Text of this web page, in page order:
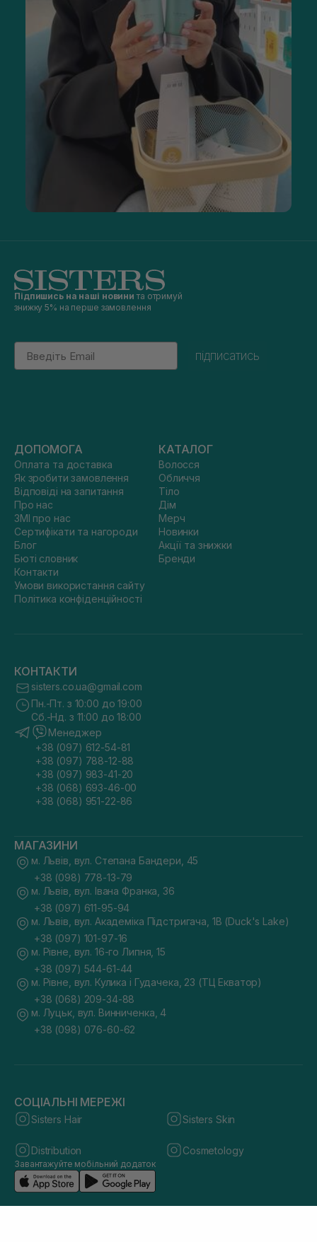
Підпишись на наші новини та отримуй
знижку 5% на перше замовлення
Email
підписатись
ДОПОМОГА
Оплата та доставка
Як зробити замовлення
Відповіді на запитання
Про нас
ЗМІ про нас
Сертифікати та нагороди
Блог
Бюті словник
Контакти
Умови використання сайту
Політика конфіденційності
КАТАЛОГ
Волосся
Обличчя
Тіло
Дім
Мерч
Новинки
Акції та знижки
Бренди
КОНТАКТИ
sisters.co.ua@gmail.com
Пн.-Пт. з 10:00 до 19:00
Сб.-Нд. з 11:00 до 18:00
Менеджер
+38 (097) 612-54-81
+38 (097) 788-12-88
+38 (097) 983-41-20
+38 (068) 693-46-00
+38 (068) 951-22-86
МАГАЗИНИ
м. Львів, вул. Степана Бандери, 45
+38 (098) 778-13-79
м. Львів, вул. Івана Франка, 36
+38 (097) 611-95-94
м. Львів, вул. Академіка Підстригача, 1В (Duck's Lake)
+38 (097) 101-97-16
м. Рівне, вул. 16-го Липня, 15
+38 (097) 544-61-44
м. Рівне, вул. Кулика і Гудачека, 23 (ТЦ Екватор)
+38 (068) 209-34-88
м. Луцьк, вул. Винниченка, 4
+38 (098) 076-60-62
СОЦІАЛЬНІ МЕРЕЖІ
Sisters Hair Sisters Skin
Distribution Cosmetology
Завантажуйте мобільний додаток